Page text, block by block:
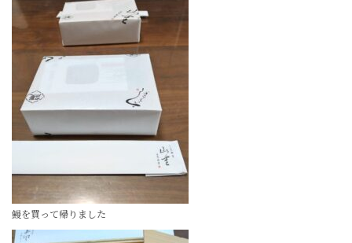
鰻を買って帰りました